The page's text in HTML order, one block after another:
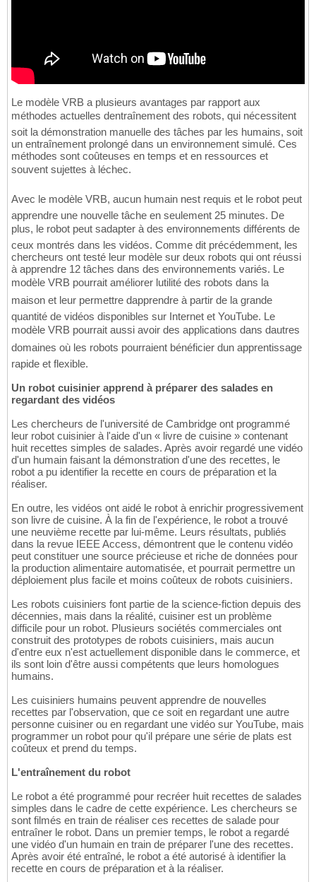
Le modèle VRB a plusieurs avantages par rapport aux
méthodes actuelles dentraînement des robots, qui nécessitent
soit la démonstration manuelle des tâches par les humains, soit
un entraînement prolongé dans un environnement simulé. Ces
méthodes sont coûteuses en temps et en ressources et
souvent sujettes à léchec.
Avec le modèle VRB, aucun humain nest requis et le robot peut
apprendre une nouvelle tâche en seulement 25 minutes. De
plus, le robot peut sadapter à des environnements différents de
ceux montrés dans les vidéos. Comme dit précédemment, les
chercheurs ont testé leur modèle sur deux robots qui ont réussi
à apprendre 12 tâches dans des environnements variés. Le
modèle VRB pourrait améliorer lutilité des robots dans la
maison et leur permettre dapprendre à partir de la grande
quantité de vidéos disponibles sur Internet et YouTube. Le
modèle VRB pourrait aussi avoir des applications dans dautres
domaines où les robots pourraient bénéficier dun apprentissage
rapide et flexible.
Un robot cuisinier apprend à préparer des salades en
regardant des vidéos
Les chercheurs de l'université de Cambridge ont programmé
leur robot cuisinier à l'aide d'un « livre de cuisine » contenant
huit recettes simples de salades. Après avoir regardé une vidéo
d'un humain faisant la démonstration d'une des recettes, le
robot a pu identifier la recette en cours de préparation et la
réaliser.
En outre, les vidéos ont aidé le robot à enrichir progressivement
son livre de cuisine. À la fin de l'expérience, le robot a trouvé
une neuvième recette par lui-même. Leurs résultats, publiés
dans la revue IEEE Access, démontrent que le contenu vidéo
peut constituer une source précieuse et riche de données pour
la production alimentaire automatisée, et pourrait permettre un
déploiement plus facile et moins coûteux de robots cuisiniers.
Les robots cuisiniers font partie de la science-fiction depuis des
décennies, mais dans la réalité, cuisiner est un problème
difficile pour un robot. Plusieurs sociétés commerciales ont
construit des prototypes de robots cuisiniers, mais aucun
d'entre eux n'est actuellement disponible dans le commerce, et
ils sont loin d'être aussi compétents que leurs homologues
humains.
Les cuisiniers humains peuvent apprendre de nouvelles
recettes par l'observation, que ce soit en regardant une autre
personne cuisiner ou en regardant une vidéo sur YouTube, mais
programmer un robot pour qu'il prépare une série de plats est
coûteux et prend du temps.
L'entraînement du robot
Le robot a été programmé pour recréer huit recettes de salades
simples dans le cadre de cette expérience. Les chercheurs se
sont filmés en train de réaliser ces recettes de salade pour
entraîner le robot. Dans un premier temps, le robot a regardé
une vidéo d'un humain en train de préparer l'une des recettes.
Après avoir été entraîné, le robot a été autorisé à identifier la
recette en cours de préparation et à la réaliser.